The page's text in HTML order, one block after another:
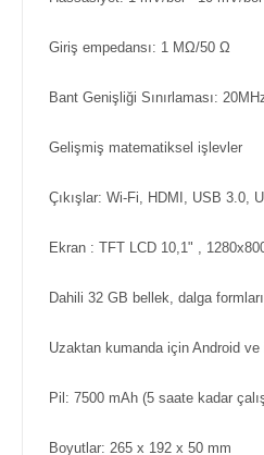
Giriş empedansı: 1 MΩ/50 Ω
Bant Genişliği Sınırlaması:
Gelişmiş matematiksel işlevler
Çıkışlar: Wi-Fi, HDMI, USB 3.0,
Ekran : TFT LCD 10,1" ,
Dahili 32 GB bellek, dalga
Uzaktan kumanda için Android
Pil: 7500 mAh (5 saate kadar
Boyutlar: 265 x 192 x 50 mm